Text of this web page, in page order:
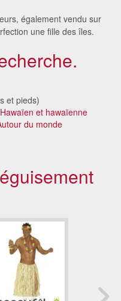
également vendu sur
une fille des îles.
et pieds)
Hawaïen et hawaïenne
du monde